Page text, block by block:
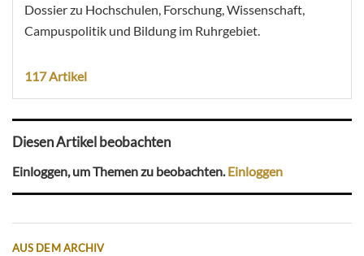
Dossier zu Hochschulen, Forschung, Wissenschaft,
Campuspolitik und Bildung im Ruhrgebiet.
117 Artikel
Diesen Artikel beobachten
Einloggen, um Themen zu beobachten. Einloggen
AUS DEM ARCHIV